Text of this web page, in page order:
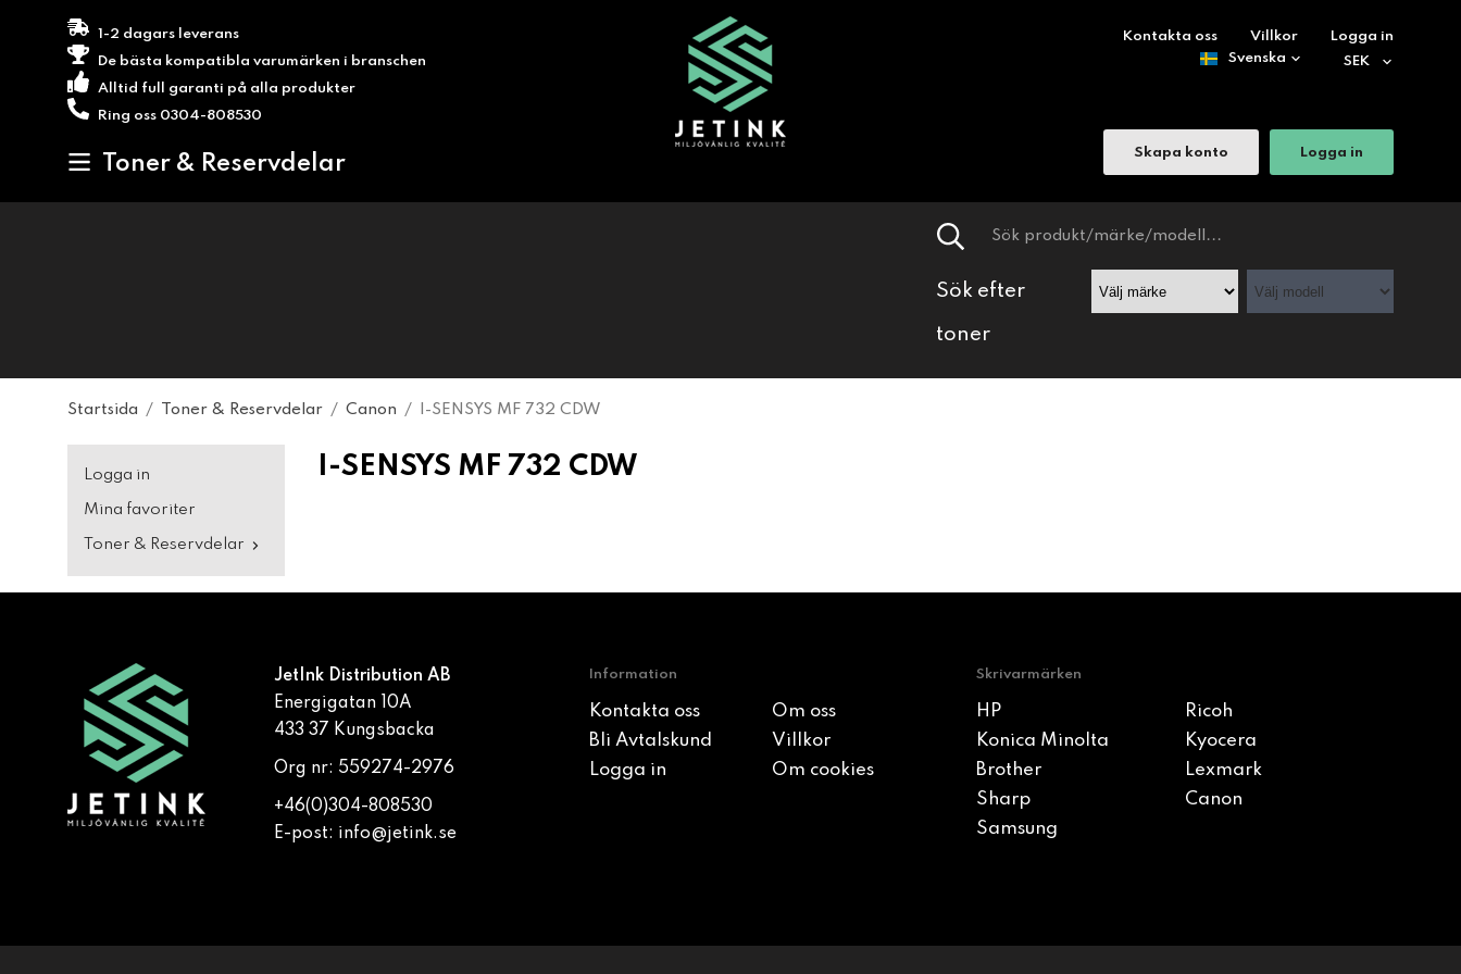
1-2 dagars leverans
De bästa kompatibla varumärken i branschen
Alltid full garanti på alla produkter
Ring oss 0304-808530
Toner & Reservdelar
Kontakta oss Villkor Logga in
Skapa konto Logga in
Sök efter
toner
Startsida / Toner & Reservdelar / Canon / I-SENSYS MF 732 CDW
Logga in
Mina favoriter
Toner & Reservdelar
I-SENSYS MF 732 CDW
JetInk Distribution AB
Energigatan 10A
433 37 Kungsbacka
Org nr: 559274-2976
+46(0)304-808530
E-post: info@jetink.se
Information
Kontakta oss
Om oss
Bli Avtalskund
Villkor
Logga in
Om cookies
Skrivarmärken
HP
Ricoh
Konica Minolta
Kyocera
Brother
Lexmark
Sharp
Canon
Samsung